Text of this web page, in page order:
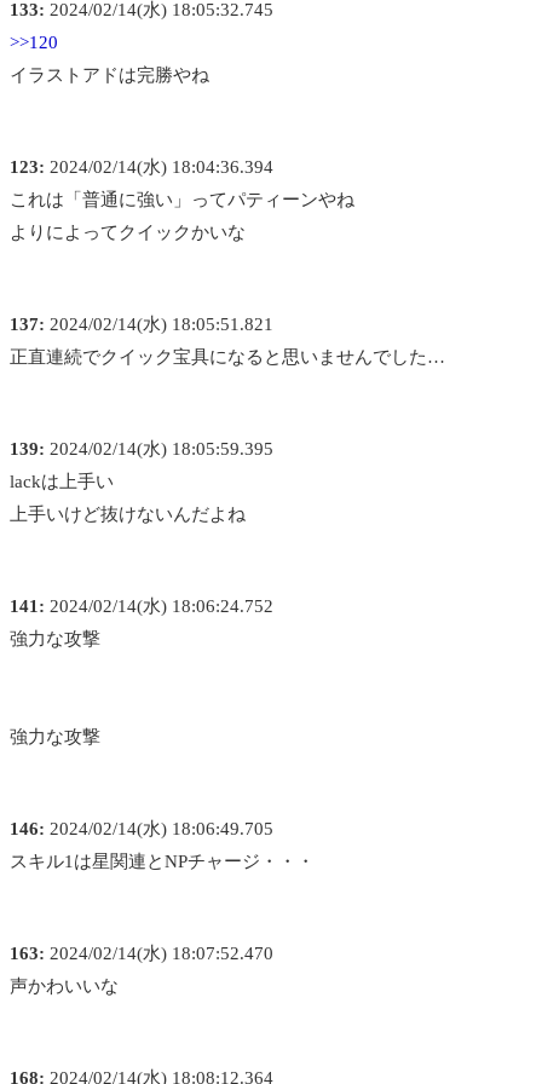
133: 2024/02/14(水) 18:05:32.745
>>120
イラストアドは完勝やね
123: 2024/02/14(水) 18:04:36.394
これは「普通に強い」ってパティーンやね
よりによってクイックかいな
137: 2024/02/14(水) 18:05:51.821
正直連続でクイック宝具になると思いませんでした…
139: 2024/02/14(水) 18:05:59.395
lackは上手い
上手いけど抜けないんだよね
141: 2024/02/14(水) 18:06:24.752
強力な攻撃
強力な攻撃
146: 2024/02/14(水) 18:06:49.705
スキル1は星関連とNPチャージ・・・
163: 2024/02/14(水) 18:07:52.470
声かわいいな
168: 2024/02/14(水) 18:08:12.364